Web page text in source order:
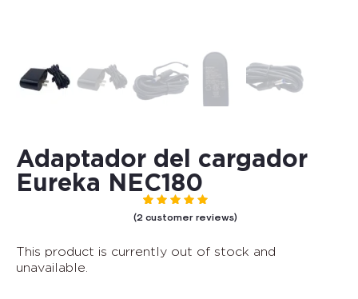
Adaptador del cargador
Eureka NEC180
(2 customer reviews)
This product is currently out of stock and
unavailable.